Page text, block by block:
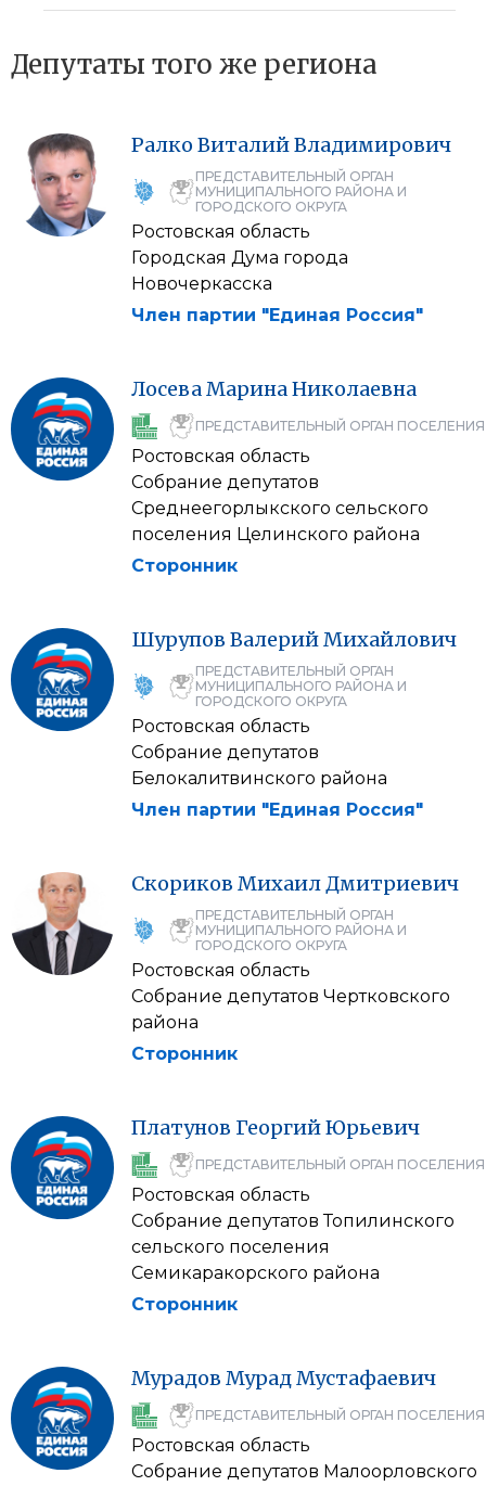
Депутаты того же региона
Ралко ВиталийВладимирович
ПРЕДСТАВИТЕЛЬНЫЙ ОРГАН
МУНИЦИПАЛЬНОГО РАЙОНА И
ГОРОДСКОГО ОКРУГА
Ростовская область
Городская Дума города
Новочеркасска
Член партии "Единая Россия"
ЛосеваМаринаНиколаевна
ПРЕДСТАВИТЕЛЬНЫЙ ОРГАН ПОСЕЛЕНИЯ
Ростовская область
Собрание депутатов
Среднеегорлыкского сельского
поселения Целинского района
Сторонник
Шурупов ВалерийМихайлович
ПРЕДСТАВИТЕЛЬНЫЙ ОРГАН
МУНИЦИПАЛЬНОГО РАЙОНА И
ГОРОДСКОГО ОКРУГА
Ростовская область
Собрание депутатов
Белокалитвинского района
Член партии "Единая Россия"
Скориков МихаилДмитриевич
ПРЕДСТАВИТЕЛЬНЫЙ ОРГАН
МУНИЦИПАЛЬНОГО РАЙОНА И
ГОРОДСКОГО ОКРУГА
Ростовская область
Собрание депутатов Чертковского
района
Сторонник
Платунов ГеоргийЮрьевич
ПРЕДСТАВИТЕЛЬНЫЙ ОРГАН ПОСЕЛЕНИЯ
Ростовская область
Собрание депутатов Топилинского
сельского поселения
Семикаракорского района
Сторонник
Мурадов МурадМустафаевич
ПРЕДСТАВИТЕЛЬНЫЙ ОРГАН ПОСЕЛЕНИЯ
Ростовская область
Собрание депутатов Малоорловского